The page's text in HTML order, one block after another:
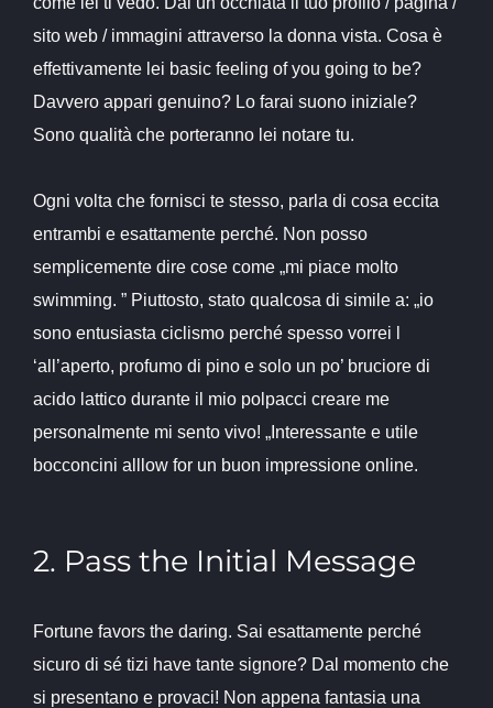
sito web / immagini attraverso la donna vista. Cosa è
effettivamente lei basic feeling of you going to be?
Davvero appari genuino? Lo farai suono iniziale?
Sono qualità che porteranno lei notare tu.
Ogni volta che fornisci te stesso, parla di cosa eccita
entrambi e esattamente perché. Non posso
semplicemente dire cose come „mi piace molto
swimming. ” Piuttosto, stato qualcosa di simile a: „io
sono entusiasta ciclismo perché spesso vorrei l
‘all’aperto, profumo di pino e solo un po’ bruciore di
acido lattico durante il mio polpacci creare me
personalmente mi sento vivo! „Interessante e utile
bocconcini alllow for un buon impressione online.
2. Pass the Initial Message
Fortune favors the daring. Sai esattamente perché
sicuro di sé tizi have tante signore? Dal momento che
si presentano e provaci! Non appena fantasia una